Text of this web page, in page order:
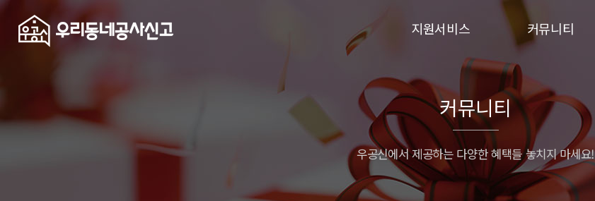
지원서비스
입주민동의서
승강기보양
행위허가
커뮤니티
시공사례
커뮤니티
우공신에서 제공하는 다양한 혜택들 놓치지 마세요!